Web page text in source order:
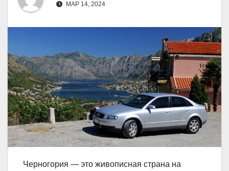
МАР 14, 2024
Черногория — это живописная страна на